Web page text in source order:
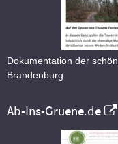
Dokumentation der
Brandenburg
Ab-Ins-Gruene.de